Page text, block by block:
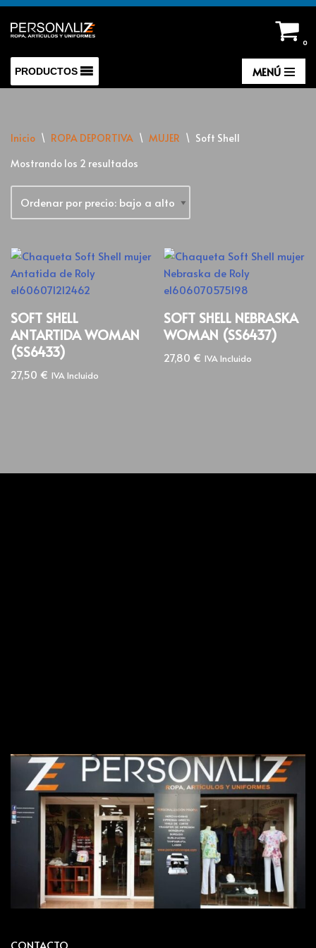
Saltar
al
contenido
0
PRODUCTOS MENÚ
Inicio \ ROPA DEPORTIVA \ MUJER \ Soft Shell
Mostrando los 2 resultados
SOFT SHELL
ANTARTIDA WOMAN
(SS6433)
27,50 € IVA Incluido
SOFT SHELL NEBRASKA
WOMAN (SS6437)
27,80€ IVA Incluido
CONTACTO